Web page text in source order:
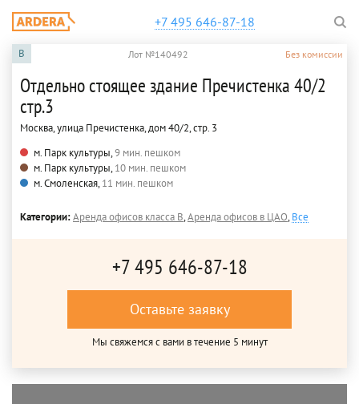
+7 495 646-87-18
B Лот №140492 Без комиссии
Отдельно стоящее здание Пречистенка 40/2
стр.3
Москва, улица Пречистенка, дом 40/2, стр. 3
м. Парк культуры,9 мин. пешком
м. Парк культуры,10 мин. пешком
м. Смоленская,11 мин. пешком
Категории:Аренда офисов класса B,Аренда офисов в ЦАО,Все
+7 495 646-87-18
Оставьте заявку
Мы свяжемся с вами в течение 5 минут